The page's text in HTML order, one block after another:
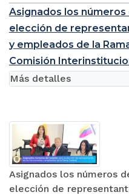
Asignados los
elección de
y empleados de la
Comisión
Asignados los números
elección de
Más detalles